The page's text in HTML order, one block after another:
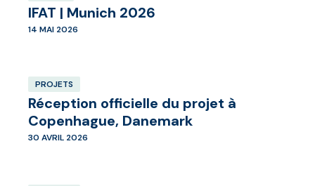
IFAT | Munich 2026
14 MAI 2026
PROJETS
Réception officielle du projet à
Copenhague, Danemark
30 AVRIL 2026